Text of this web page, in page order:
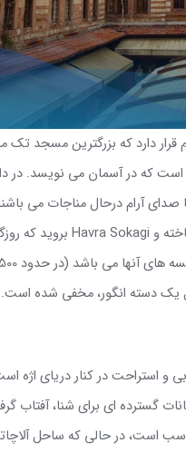
قرار دارد که بزرگترین مسجد تک
است که در آسمان می نویسد. در
آرام درحال مناجات می
بروید که Havra Sokagi و
(در حدود 1,500 نفر). کنیسه شالوم
یکدسته انگور، مخفی شده است.
و استراحت در کنار دریای اژه
گسترده‌ ای برای شنا،
است، در حالی که ساحل